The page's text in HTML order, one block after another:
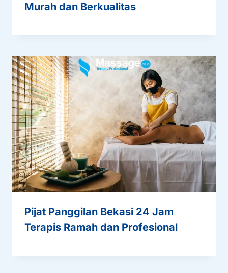
Murah dan Berkualitas
Pijat Panggilan Bekasi 24 Jam
Terapis Ramah dan Profesional